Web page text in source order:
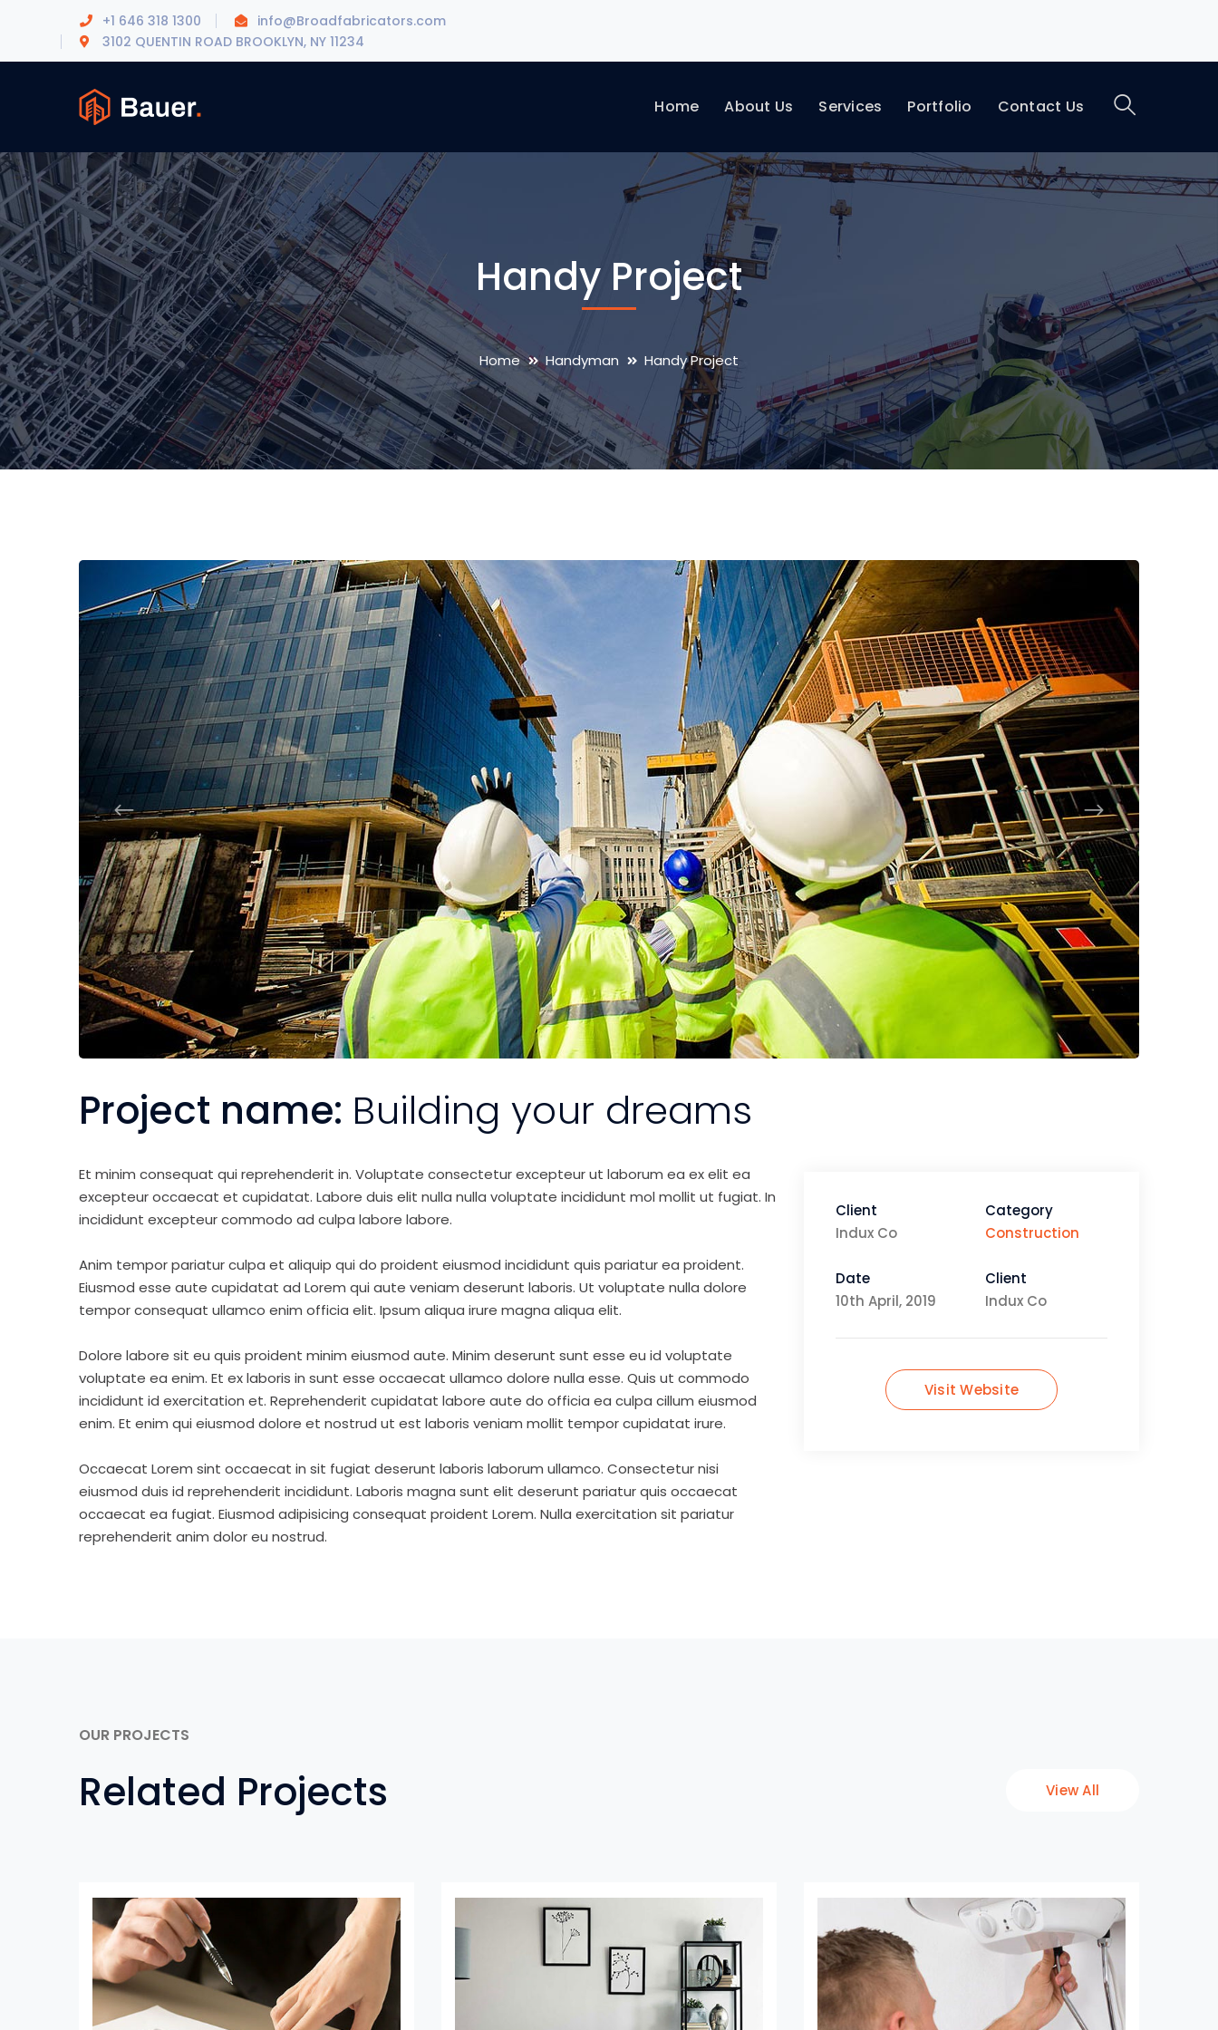
+1 646 318 1300
info@Broadfabricators.com
3102 QUENTIN ROAD BROOKLYN, NY 11234
Home About Us Services Portfolio Contact Us
Handy Project
Home Handyman Handy Project
Project name: Building your dreams
Et minim consequat qui reprehenderit in. Voluptate consectetur excepteur ut laborum ea ex elit ea
excepteur occaecat et cupidatat. Labore duis elit nulla nulla voluptate incididunt mol mollit ut fugiat. In
incididunt excepteur commodo ad culpa labore labore.
Anim tempor pariatur culpa et aliquip qui do proident eiusmod incididunt quis pariatur ea proident.
Eiusmod esse aute cupidatat ad Lorem qui aute veniam deserunt laboris. Ut voluptate nulla dolore
tempor consequat ullamco enim officia elit. Ipsum aliqua irure magna aliqua elit.
Dolore labore sit eu quis proident minim eiusmod aute. Minim deserunt sunt esse eu id voluptate
voluptate ea enim. Et ex laboris in sunt esse occaecat ullamco dolore nulla esse. Quis ut commodo
incididunt id exercitation et. Reprehenderit cupidatat labore aute do officia ea culpa cillum eiusmod
enim. Et enim qui eiusmod dolore et nostrud ut est laboris veniam mollit tempor cupidatat irure.
Occaecat Lorem sint occaecat in sit fugiat deserunt laboris laborum ullamco. Consectetur nisi
eiusmod duis id reprehenderit incididunt. Laboris magna sunt elit deserunt pariatur quis occaecat
occaecat ea fugiat. Eiusmod adipisicing consequat proident Lorem. Nulla exercitation sit pariatur
reprehenderit anim dolor eu nostrud.
Client
Indux Co
Category
Construction
Date
10th April, 2019
Client
Indux Co
Visit Website
OUR PROJECTS
Related Projects View All